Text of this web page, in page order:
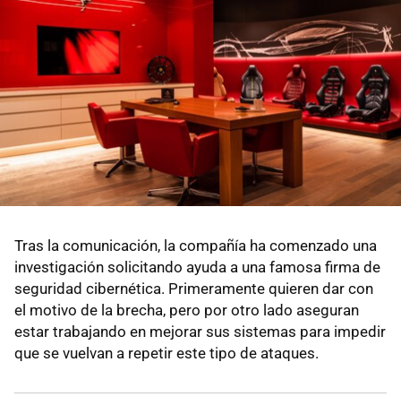
Tras la comunicación, la compañía ha comenzado una
investigación solicitando ayuda a una famosa firma de
seguridad cibernética. Primeramente quieren dar con
el motivo de la brecha, pero por otro lado aseguran
estar trabajando en mejorar sus sistemas para impedir
que se vuelvan a repetir este tipo de ataques.